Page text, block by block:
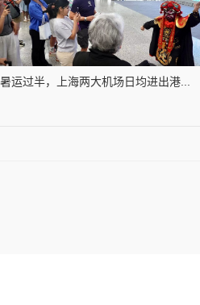
暑运过半，上海两大机场日均进出港...